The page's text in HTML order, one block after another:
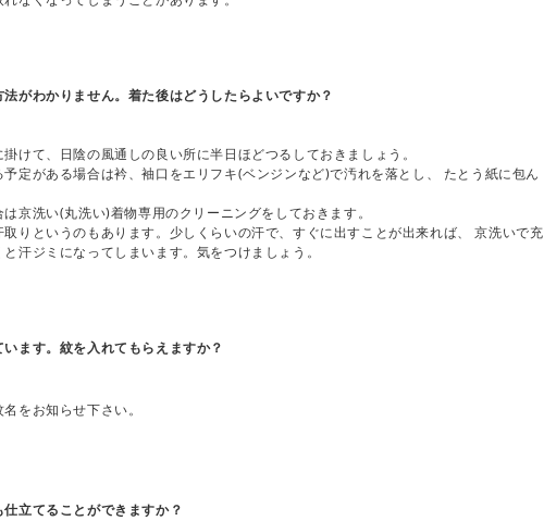
がわかりません。着た後はどうしたらよいですか？
けて、日陰の風通しの良い所に半日ほどつるしておきましょう。
定がある場合は衿、袖口をエリフキ(ベンジンなど)で汚れを落とし、 たとう紙に包ん
京洗い(丸洗い)着物専用のクリーニングをしておきます。
りというのもあります。少しくらいの汗で、すぐに出すことが出来れば、 京洗いで充
汗ジミになってしまいます。気をつけましょう。
ます。紋を入れてもらえますか？
をお知らせ下さい。
立てることができますか？